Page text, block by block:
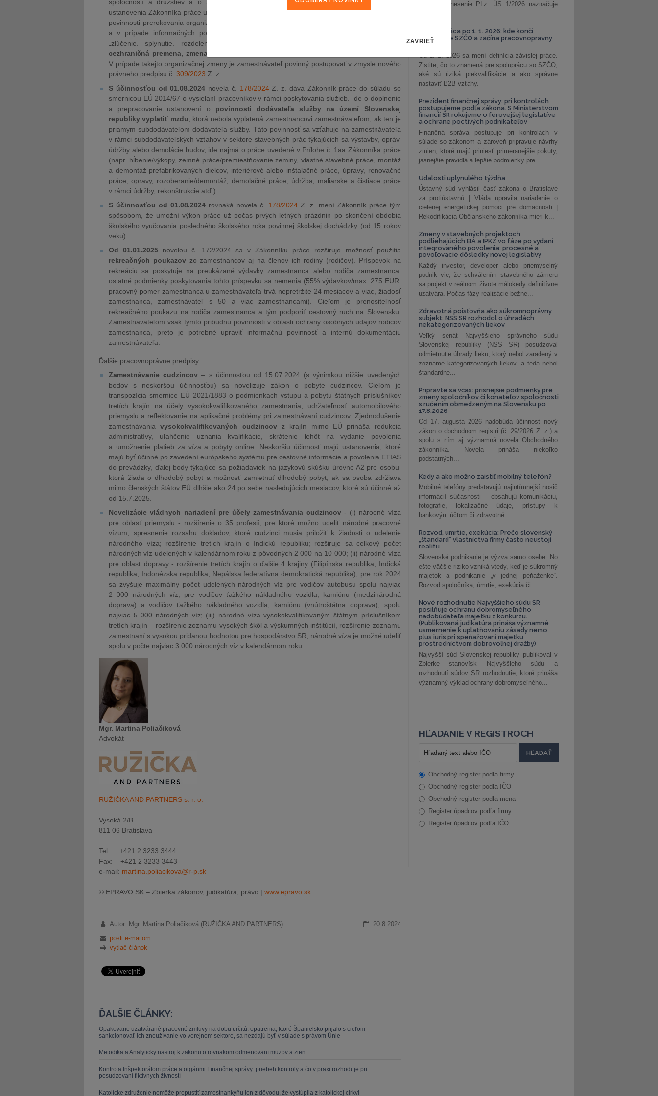
spoločností a družstiev a o zmene a doplnení niektorých zákonov sa zmenili niektoré
ustanovenia Zákonníka práce upravujúce kolektívne pracovnoprávne vzťahy tak, že v prípade
povinnosti prerokovania organizačných zmien zamestnávateľa so zástupcami zamestnancov
a v prípade informačných povinností zamestnávateľa boli formulačne nahradené pojmy
„zlúčenie, splynutie, rozdelenie, zmena právnej formy“ novými pojmami „
cezhraničná premena, zmena právnej formy alebo cezhraničná zmena právnej formy
V prípade takejto organizačnej zmeny je zamestnávateľ povinný postupovať v zmysle nového
právneho predpisu č. 309/2023 Z. z.
S účinnosťou od 01.08.2024 novela č. 178/2024Z. z. dáva Zákonník práce do súladu so
smernicou EÚ 2014/67 o vysielaní pracovníkov v rámci poskytovania služieb. Ide o doplnenie
a prepracovanie ustanovení o povinnosti dodávateľa služby na území Slovenskej
republiky vyplatiť mzdu , ktorá nebola vyplatená zamestnancovi zamestnávateľom, ak ten je
priamym subdodávateľom dodávateľa služby. Táto povinnosť sa vzťahuje na zamestnávateľa
v rámci subdodávateľských vzťahov v sektore stavebných prác týkajúcich sa výstavby, opráv,
údržby alebo demolácie budov, ide najmä o práce uvedené v Prílohe č. 1aa Zákonníka práce
(napr. hĺbenie/výkopy, zemné práce/premiestňovanie zeminy, vlastné stavebné práce, montáž
a demontáž prefabrikovaných dielcov, interiérové alebo inštalačné práce, úpravy, renovačné
práce, opravy, rozoberanie/demontáž, demolačné práce, údržba, maliarske a čistiace práce
v rámci údržby, rekonštrukcie atď.).
S účinnosťou od 01.08.2024 rovnaká novela č. 178/2024 Z. z. mení Zákonník práce tým
spôsobom, že umožní výkon práce už počas prvých letných prázdnin po skončení obdobia
školského vyučovania posledného školského roka povinnej školskej dochádzky (od 15 rokov
veku).
Od 01.01.2025 novelou č. 172/2024 sa v Zákonníku práce rozširuje možnosť použitia
rekreačných poukazovzo zamestnancov aj na členov ich rodiny (rodičov). Príspevok na
rekreáciu sa poskytuje na preukázané výdavky zamestnanca alebo rodiča zamestnanca,
ostatné podmienky poskytovania tohto príspevku sa nemenia (55% výdavkov/max. 275 EUR,
pracovný pomer zamestnanca u zamestnávateľa trvá nepretržite 24 mesiacov a viac, žiadosť
zamestnanca, zamestnávateľ s 50 a viac zamestnancami). Cieľom je prenositeľnosť
rekreačného poukazu na rodiča zamestnanca a tým podporiť cestovný ruch na Slovensku.
Zamestnávateľom však týmto pribudnú povinnosti v oblasti ochrany osobných údajov rodičov
zamestnanca, preto je potrebné upraviť informačnú povinnosť a internú dokumentáciu
zamestnávateľa.
Ďalšie pracovnoprávne predpisy:
Zamestnávanie cudzincov – s účinnosťou od 15.07.2024 (s výnimkou nižšie uvedených
bodov s neskoršou účinnosťou) sa novelizuje zákon o pobyte cudzincov. Cieľom je
transpozícia smernice EÚ 2021/1883 o podmienkach vstupu a pobytu štátnych príslušníkov
tretích krajín na účely vysokokvalifikovaného zamestnania, udržateľnosť automobilového
priemyslu a reflektovanie na aplikačné problémy pri zamestnávaní cudzincov. Zjednodušenie
zamestnávaniavysokokvalifikovaných cudzincovz krajín mimo EÚ prináša redukcia
administratívy, uľahčenie uznania kvalifikácie, skrátenie lehôt na vydanie povolenia
a umožnenie platieb za víza a pobyty online. Neskoršiu účinnosť majú ustanovenia, ktoré
majú byť účinné po zavedení európskeho systému pre cestovné informácie a povolenia ETIAS
do prevádzky, ďalej body týkajúce sa požiadaviek na jazykovú skúšku úrovne A2 pre osobu,
ktorá žiada o dlhodobý pobyt a možnosť zamietnuť dlhodobý pobyt, ak sa osoba zdržiava
mimo členských štátov EÚ dlhšie ako 24 po sebe nasledujúcich mesiacov, ktoré sú účinné až
od 15.7.2025.
Novelizácie vládnych nariadení pre účely zamestnávania cudzincov- (i) národné víza
pre oblasť priemyslu - rozšírenie o 35 profesií, pre ktoré možno udeliť národné pracovné
vízum; spresnenie rozsahu dokladov, ktoré cudzinci musia priložiť k žiadosti o udelenie
národného víza; rozšírenie tretích krajín o Indickú republiku; rozširuje sa celkový počet
národných víz udelených v kalendárnom roku z pôvodných 2 000 na 10 000; (ii) národné víza
pre oblasť dopravy - rozšírenie tretích krajín o ďalšie 4 krajiny (Filipínska republika, Indická
republika, Indonézska republika, Nepálska federatívna demokratická republika); pre rok 2024
sa zvyšuje maximálny počet udelených národných víz pre vodičov autobusu spolu najviac
2 000 národných víz; pre vodičov ťažkého nákladného vozidla, kamiónu (medzinárodná
doprava) a vodičov ťažkého nákladného vozidla, kamiónu (vnútroštátna doprava), spolu
najviac 5 000 národných víz; (iii) národné víza vysokokvalifikovaným štátnym príslušníkom
tretích krajín – rozšírenie zoznamu vysokých škôl a výskumných inštitúcií, rozšírenie zoznamu
zamestnaní s vysokou pridanou hodnotou pre hospodárstvo SR; národné víza je možné udeliť
spolu v počte najviac 3 000 národných víz v kalendárnom roku.
Mgr. Martina Poliačiková
Advokát
RUŽIČKA AND PARTNERS s. r. o.
Vysoká 2/B
811 06 Bratislava
Tel.: +421 2 3233 3444
Fax: +421 2 3233 3443
e-mail: martina.poliacikova@r-p.sk
© EPRAVO.SK – Zbierka zákonov, judikatúra, právo | www.epravo.sk
Autor: Mgr. Martina Poliačiková (RUŽIČKA AND PARTNERS)
20.8.2024
pošli e-mailom
vytlač článok
ĎALŠIE ČLÁNKY:
Opakovane uzatvárané pracovné zmluvy na dobu určitú: opatrenia, ktoré Španielsko prijalo s cieľom
sankcionovať ich zneužívanie vo verejnom sektore, sa nezdajú byť v súlade s právom Únie
Metodika a Analytický nástroj k zákonu o rovnakom odmeňovaní mužov a žien
Kontrola Inšpektorátom práce a orgánmi Finančnej správy: priebeh kontroly a čo v praxi rozhoduje pri
posudzovaní fiktívnych živností
Katolícke združenie nemôže prepustiť zamestnankyňu len z dôvodu, že vystúpila z katolíckej cirkvi
celkov. Uznesenie PLz. ÚS 1/2026 naznačuje
odklon od...
Závislá práca po 1. 1. 2026: kde končí
podnikanie SZČO a začína pracovnoprávny
vzťah
Od 1. 1. 2026 sa mení definícia závislej práce.
Zistite, čo to znamená pre spoluprácu so SZČO,
aké sú riziká prekvalifikácie a ako správne
nastaviť B2B vzťahy.
Prezident finančnej správy: pri kontrolách
postupujeme podľa zákona. S Ministerstvom
financií SR rokujeme o férovejšej legislatíve
a ochrane poctivých podnikateľov
Finančná správa postupuje pri kontrolách v
súlade so zákonom a zároveň pripravuje návrhy
zmien, ktoré majú priniesť primeranejšie pokuty,
jasnejšie pravidlá a lepšie podmienky pre...
Udalosti uplynulého týždňa
Ústavný súd vyhlásil časť zákona o Bratislave
za protiústavnú | Vláda upravila nariadenie o
cielenej energetickej pomoci pre domácnosti |
Rekodifikácia Občianskeho zákonníka mieri k...
Zmeny v stavebných projektoch
podliehajúcich EIA a IPKZ vo fáze po vydaní
integrovaného povolenia: procesné a
povoľovacie dôsledky novej legislatívy
Každý investor, developer alebo priemyselný
podnik vie, že schválením stavebného zámeru
sa projekt v reálnom živote málokedy definitívne
uzatvára. Počas fázy realizácie bežne...
Zdravotná poisťovňa ako súkromnoprávny
subjekt: NSS SR rozhodol o úhradách
nekategorizovaných liekov
Veľký senát Najvyššieho správneho súdu
Slovenskej republiky (NSS SR) posudzoval
odmietnutie úhrady lieku, ktorý nebol zaradený v
zozname kategorizovaných liekov, a teda nebol
štandardne...
Pripravte sa včas: prísnejšie podmienky pre
zmeny spoločníkov či konateľov spoločnosti
s ručením obmedzeným na Slovensku po
17.8.2026
Od 17. augusta 2026 nadobúda účinnosť nový
zákon o obchodnom registri (č. 29/2026 Z. z.) a
spolu s ním aj významná novela Obchodného
zákonníka. Novela prináša niekoľko
podstatných...
Kedy a ako možno zaistiť mobilný telefón?
Mobilné telefóny predstavujú najintímnejší nosič
informácií súčasnosti – obsahujú komunikáciu,
fotografie, lokalizačné údaje, prístupy k
bankovým účtom či zdravotné...
Rozvod, úmrtie, exekúcia: Prečo slovenský
„štandard“ vlastníctva firmy často neustojí
realitu
Slovenské podnikanie je výzva samo osebe. No
ešte väčšie riziko vzniká vtedy, keď je súkromný
majetok a podnikanie „v jednej peňaženke“.
Rozvod spoločníka, úmrtie, exekúcia či...
Nové rozhodnutie Najvyššieho súdu SR
posilňuje ochranu dobromyseľného
nadobúdateľa majetku z konkurzu.
(Publikovaná judikatúra prináša významné
usmernenie k uplatňovaniu zásady nemo
plus iuris pri speňažovaní majetku
prostredníctvom dobrovoľnej dražby)
Najvyšší súd Slovenskej republiky publikoval v
Zbierke stanovísk Najvyššieho súdu a
rozhodnutí súdov SR rozhodnutie, ktoré prináša
významný výklad ochrany dobromyseľného...
HĽADANIE V REGISTROCH
Obchodný register podľa firmy
Obchodný register podľa IČO
Obchodný register podľa mena
Register úpadcov podľa firmy
Register úpadcov podľa IČO
ZAVRIEŤ